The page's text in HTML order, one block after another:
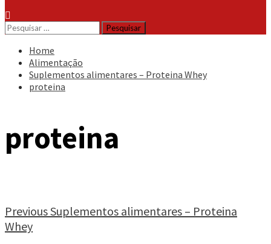
Pesquisar
por:
Home
Alimentação
Suplementos alimentares – Proteina Whey
proteina
proteina
Continue
Reading
PreviousSuplementos alimentares – Proteina
Whey